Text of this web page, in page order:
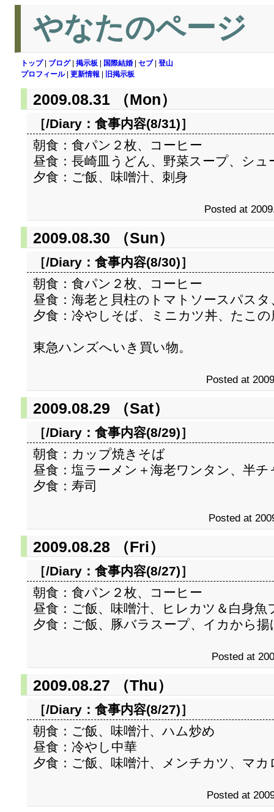
やなたのページ
トップ| ブログ| 掲示板 国際結婚 セブ| 登山
プロフィール| 更新情報 旧掲示板
2009.08.31 （Mon）
［/Diary： 食事内容(8/31)］
朝食：食パン２枚、コーヒー
昼食：長崎皿うどん、野菜スープ、シュ
夕食：ご飯、味噌汁、刺身
Posted at
2009.08.30 （Sun）
［/Diary： 食事内容(8/30)］
朝食：食パン２枚、コーヒー
昼食：海老と貝柱のトマトソースパス
夕食：冷やしそば、ミニカツ丼、たこ
東急ハンズへいき買い物。
Posted at
2009.08.29 （Sat）
［/Diary： 食事内容(8/29)］
朝食：カップ焼きそば
昼食：塩ラーメン＋海老ワンタン、半チ
夕食：寿司
Posted at
2009.08.28 （Fri）
［/Diary： 食事内容(8/27)］
朝食：食パン２枚、コーヒー
昼食：ご飯、味噌汁、ヒレカツ＆白身魚
夕食：ご飯、豚バラスープ、イカから揚
Posted at
2009.08.27 （Thu）
［/Diary： 食事内容(8/27)］
朝食：ご飯、味噌汁、ハム炒め
昼食：冷やし中華
夕食：ご飯、味噌汁、メンチカツ、マ
Posted at